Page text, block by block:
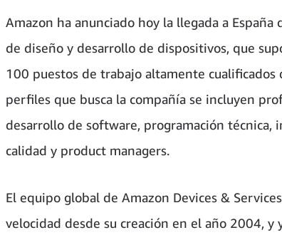
Amazon ha anunciado hoy la llegada a España
de diseño y desarrollo de dispositivos, que
100 puestos de trabajo altamente cualificados
perfiles que busca la compañía se incluyen
desarrollo de software, programación técnica,
calidad y product managers.
El equipo global de Amazon Devices &
velocidad desde su creación en el año 2004, y